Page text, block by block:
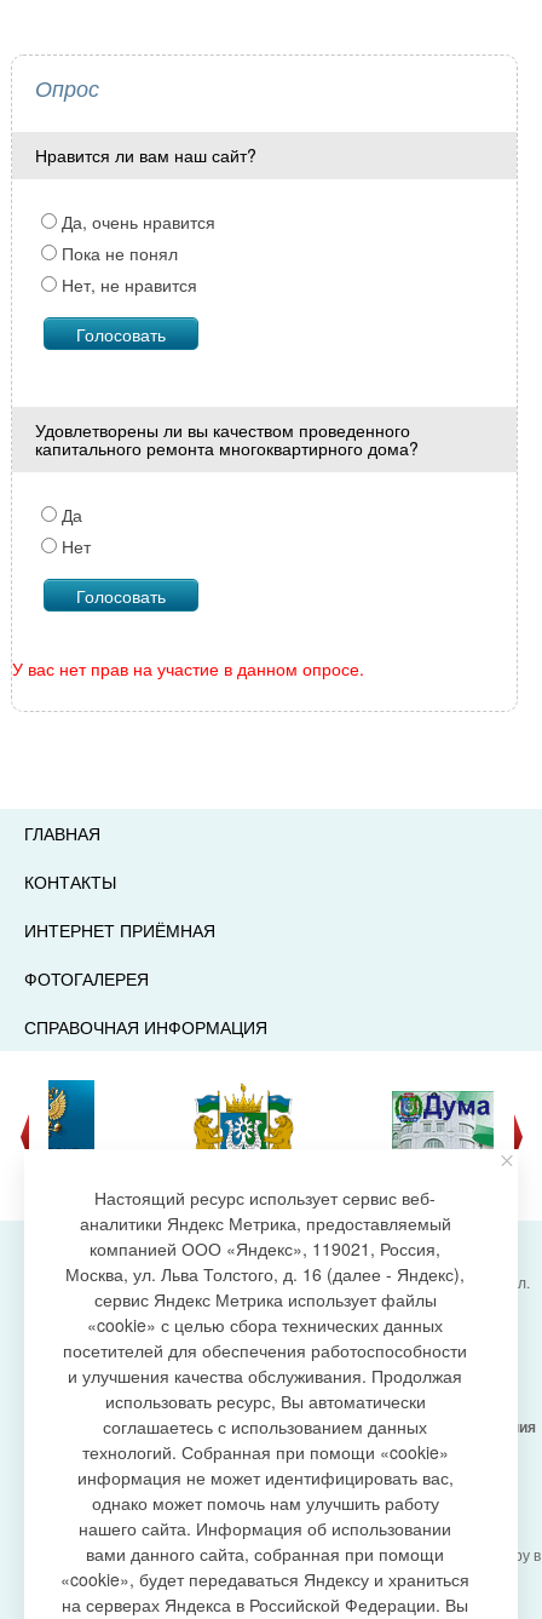
Опрос
Нравится ли вам наш сайт?
Да, очень нравится
Пока не понял
Нет, не нравится
Удовлетворены ли вы качеством проведенного
капитального ремонта многоквартирного дома?
Да
Нет
У вас нет прав на участие в данном опросе.
ГЛАВНАЯ
КОНТАКТЫ
ИНТЕРНЕТ ПРИЁМНАЯ
ФОТОГАЛЕРЕЯ
СПРАВОЧНАЯ ИНФОРМАЦИЯ
создание сайта
Администрация городского поселения Излучинск, ул.
Энергетиков, 6, пгт. Излучинск, Нижневартовский
район,
Ханты-Мансийский автономный округ-Югра
(Тюменская область), 628634
Сетевое изданиеhttps://www.gp-izluchinsk.ru
16+
Учредитель -Администрация городского поселения
Излучинск
Главный редактор - Бурич Денис Ярославович
Телефон/факс: (3466) 28-13-77 , e-mail:
admizl@rambler.ru
Сетевое изданиеhttps://www.gp-izluchinsk.ru
зарегистрировано Федеральной службой по надзору в
сфере связи,
информационных технологий и массовых
Настоящий ресурс использует сервис веб-
аналитики Яндекс Метрика, предоставляемый
компанией ООО «Яндекс», 119021, Россия,
Москва, ул. Льва Толстого, д. 16 (далее - Яндекс),
сервис Яндекс Метрика использует файлы
«cookie» с целью сбора технических данных
посетителей для обеспечения работоспособности
и улучшения качества обслуживания. Продолжая
использовать ресурс, Вы автоматически
соглашаетесь с использованием данных
технологий. Собранная при помощи «cookie»
информация не может идентифицировать вас,
однако может помочь нам улучшить работу
нашего сайта. Информация об использовании
вами данного сайта, собранная при помощи
«cookie», будет передаваться Яндексу и храниться
на серверах Яндекса в Российской Федерации. Вы